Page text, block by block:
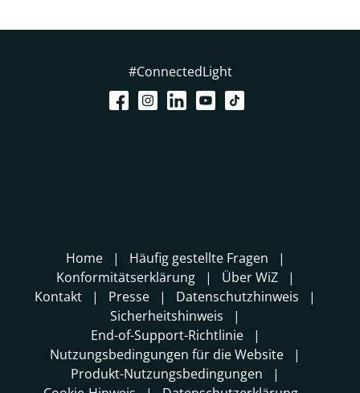
#ConnectedLight
Home
Häufig gestellte Fragen
Konformitätserklärung
Über WiZ
Kontakt
Presse
Datenschutzhinweis
Sicherheitshinweis
End-of-Support-Richtlinie
Nutzungsbedingungen für die Website
Produkt-Nutzungsbedingungen